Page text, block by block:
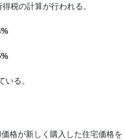
税の計算が行われる。
る。
格が新しく購入した住宅価格を